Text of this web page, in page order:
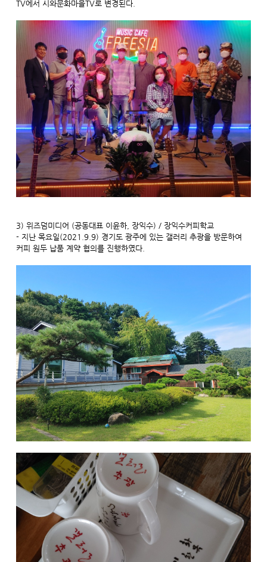
TV에서 시와문화마을TV로 변경된다.
3) 위즈덤미디어 (공동대표 이윤하, 장익수) / 장익수커피학교
- 지난 목요일(2021.9.9) 경기도 광주에 있는 갤러리 추광을 방문하여
커피 원두 납품 계약 협의를 진행하였다.